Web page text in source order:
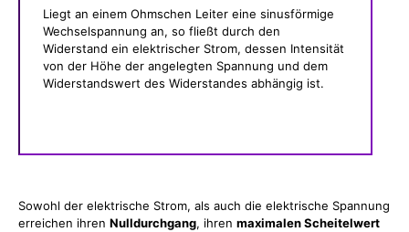
Liegt an einem Ohmschen Leiter eine sinusförmige
Wechselspannung an, so fließt durch den
Widerstand ein elektrischer Strom, dessen Intensität
von der Höhe der angelegten Spannung und dem
Widerstandswert des Widerstandes abhängig ist.
Sowohl der elektrische Strom, als auch die elektrische Spannung
erreichen ihren Nulldurchgang, ihren maximalen Scheitelwert